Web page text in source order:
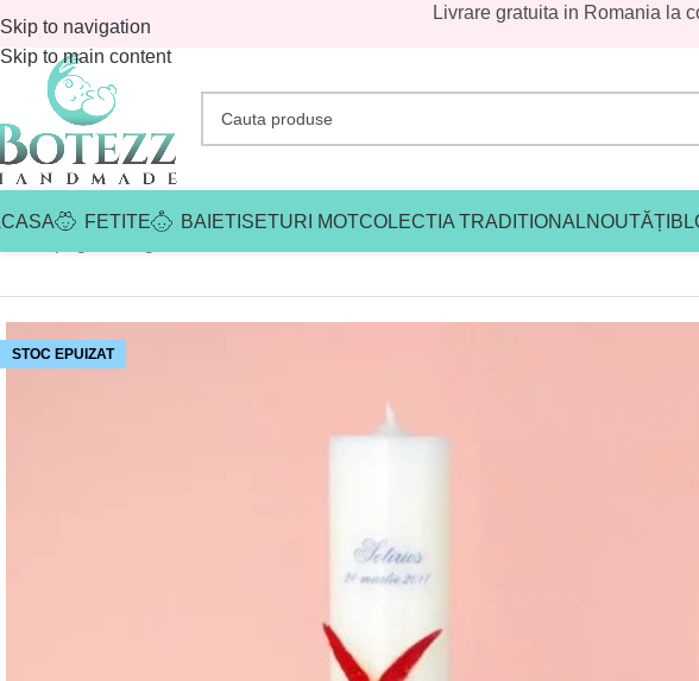
Skip to navigation
Skip to main content
Livrare gratuita in Romania la
FETITE BAIETI SETURI MOTCOLECTIA TRADITIONALNOUTĂȚI
STOC EPUIZAT